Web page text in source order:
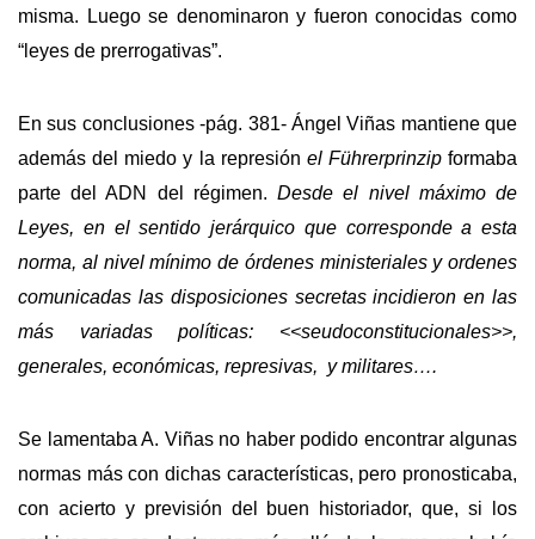
misma. Luego se denominaron y fueron conocidas como
“leyes de prerrogativas”.
En sus conclusiones -pág. 381- Ángel Viñas mantiene que
además del miedo y la represión el Führerprinzipformaba
parte del ADN del régimen.Desde el nivel máximo de
Leyes, en el sentido jerárquico que corresponde a esta
norma, al nivel mínimo de órdenes ministeriales y ordenes
comunicadas las disposiciones secretas incidieron en las
más variadas políticas: <<seudoconstitucionales>>,
generales, económicas, represivas, y militares….
Se lamentaba A. Viñas no haber podido encontrar algunas
normas más con dichas características, pero pronosticaba,
con acierto y previsión del buen historiador, que, si los